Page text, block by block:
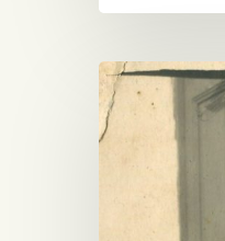
Una
pareja